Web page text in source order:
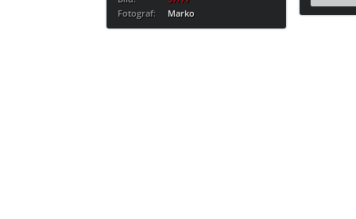
Fotograf:
Marko